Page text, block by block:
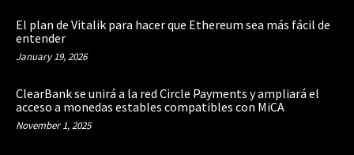
El plan de Vitalik para hacer que Ethereum sea más fácil de
entender
January 19, 2026
ClearBank se unirá a la red Circle Payments y ampliará el
acceso a monedas estables compatibles con MiCA
November 1, 2025